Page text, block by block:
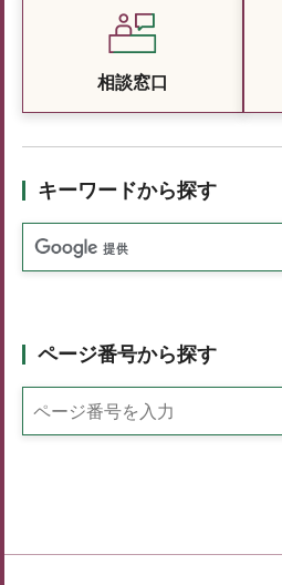
相談窓口
キーワードから探す
ページ番号から探す